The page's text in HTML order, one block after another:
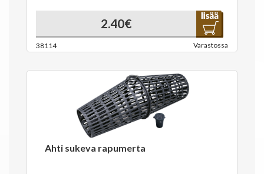
2.40€
38114 Varastossa
Ahti sukeva rapumerta